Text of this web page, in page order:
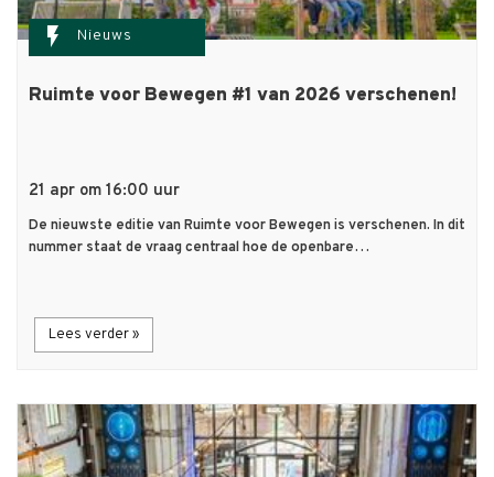
flash_on Nieuws
Ruimte voor Bewegen #1 van 2026 verschenen!
21 apr om 16:00 uur
De nieuwste editie van Ruimte voor Bewegen is verschenen. In dit
nummer staat de vraag centraal hoe de openbare…
Lees verder »